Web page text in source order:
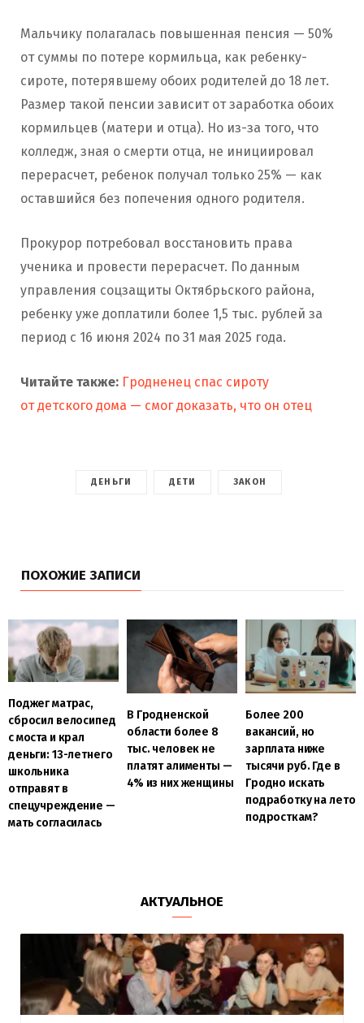
Мальчику полагалась повышенная пенсия — 50%
от суммы по потере кормильца, как ребенку-
сироте, потерявшему обоих родителей до 18 лет.
Размер такой пенсии зависит от заработка обоих
кормильцев (матери и отца). Но из-за того, что
колледж, зная о смерти отца, не инициировал
перерасчет, ребенок получал только 25% — как
оставшийся без попечения одного родителя.
Прокурор потребовал восстановить права
ученика и провести перерасчет. По данным
управления соцзащиты Октябрьского района,
ребенку уже доплатили более 1,5 тыс. рублей за
период с 16 июня 2024 по 31 мая 2025 года.
Читайте также: Гродненец спас сироту
от детского дома — смог доказать, что он отец
ДЕНЬГИ ДЕТИ ЗАКОН
ПОХОЖИЕ ЗАПИСИ
Поджег матрас,
сбросил велосипед
с моста и крал
деньги: 13-летнего
школьника
отправят в
спецучреждение —
мать согласилась
В Гродненской
области более 8
тыс. человек не
платят алименты —
4% из них женщины
Более 200
вакансий, но
зарплата ниже
тысячи руб. Где в
Гродно искать
подработку на лето
подросткам?
АКТУАЛЬНОЕ